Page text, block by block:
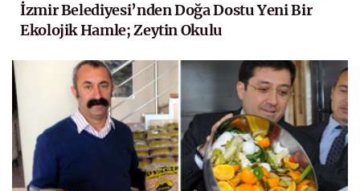
İzmir Belediyesi’nden Doğa Dostu Yeni Bir
Ekolojik Hamle; Zeytin Okulu